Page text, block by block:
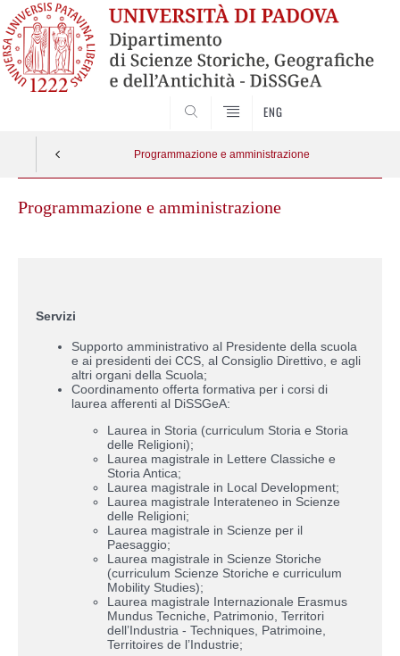
ENG
Programmazione e amministrazione
Programmazione e amministrazione
Servizi
Supporto amministrativo al Presidente della scuola
e ai presidenti dei CCS, al Consiglio Direttivo, e agli
altri organi della Scuola;
Coordinamento offerta formativa per i corsi di
laurea afferenti al DiSSGeA:
Laurea in Storia (curriculum Storia e Storia
delle Religioni);
Laurea magistrale in Lettere Classiche e
Storia Antica;
Laurea magistrale in Local Development;
Laurea magistrale Interateneo in Scienze
delle Religioni;
Laurea magistrale in Scienze per il
Paesaggio;
Laurea magistrale in Scienze Storiche
(curriculum Scienze Storiche e curriculum
Mobility Studies);
Laurea magistrale Internazionale Erasmus
Mundus Tecniche, Patrimonio, Territori
dell’Industria - Techniques, Patrimoine,
Territoires de l’Industrie;